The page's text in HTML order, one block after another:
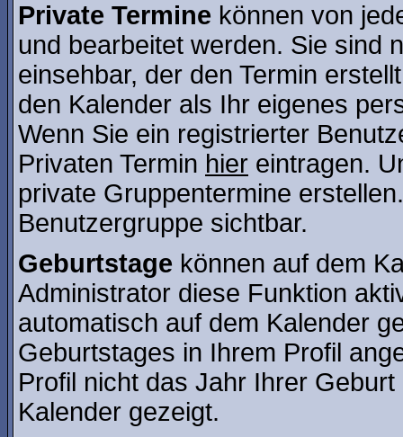
Private Termine können von
und bearbeitet werden. Sie sind
einsehbar, der den Termin
den Kalender als Ihr eigenes
Wenn Sie ein registrierter
Privaten Termin hier eintragen.
private Gruppentermine
Benutzergruppe sichtbar.
Geburtstage können auf dem
Administrator diese Funktion
automatisch auf dem Kalender
Geburtstages in Ihrem Profil
Profil nicht das Jahr Ihrer
Kalender gezeigt.